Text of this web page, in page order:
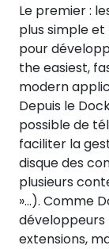
Le premier :
plus simple
pour
the easiest,
modern
Depuis le
possible de
faciliter la
disque des
plusieurs
»…). Comme
développeurs
extensions,